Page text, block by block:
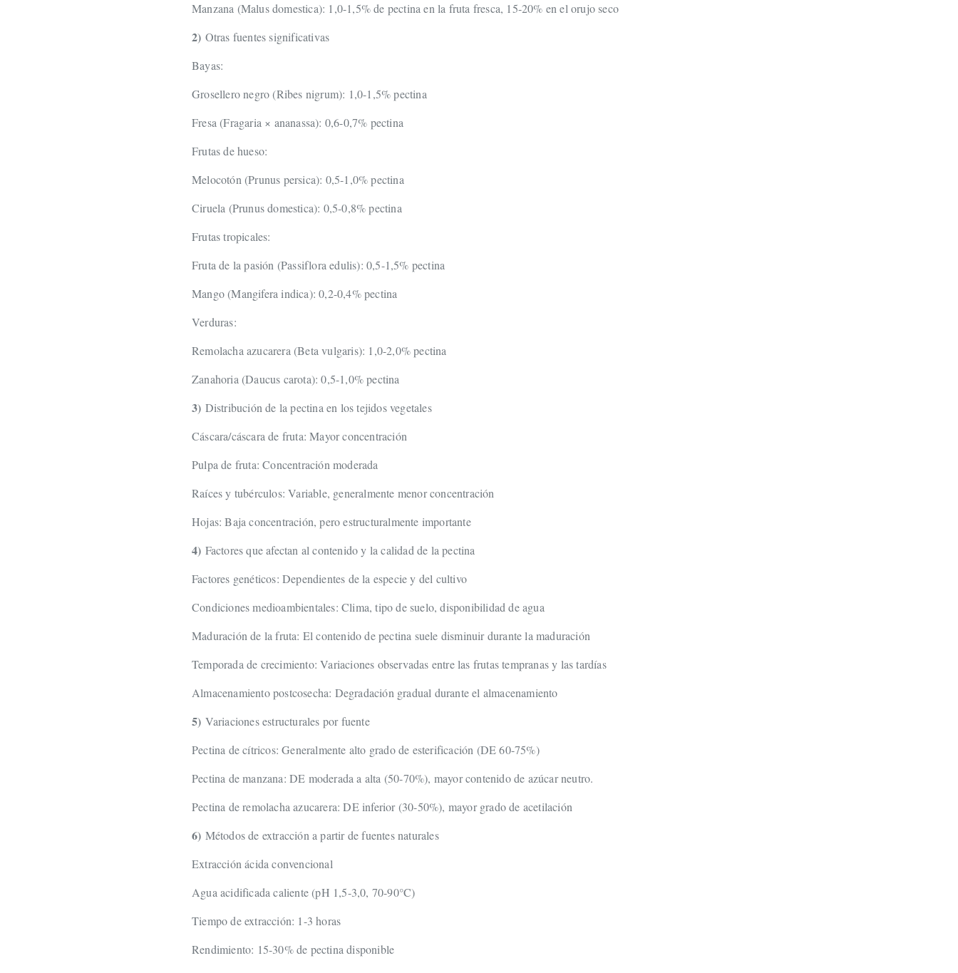
Manzana (Malus domestica): 1,0-1,5% de pectina en la fruta fresca, 15-20% en el orujo seco
2) Otras fuentes significativas
Bayas:
Grosellero negro (Ribes nigrum): 1,0-1,5% pectina
Fresa (Fragaria × ananassa): 0,6-0,7% pectina
Frutas de hueso:
Melocotón (Prunus persica): 0,5-1,0% pectina
Ciruela (Prunus domestica): 0,5-0,8% pectina
Frutas tropicales:
Fruta de la pasión (Passiflora edulis): 0,5-1,5% pectina
Mango (Mangifera indica): 0,2-0,4% pectina
Verduras:
Remolacha azucarera (Beta vulgaris): 1,0-2,0% pectina
Zanahoria (Daucus carota): 0,5-1,0% pectina
3) Distribución de la pectina en los tejidos vegetales
Cáscara/cáscara de fruta: Mayor concentración
Pulpa de fruta: Concentración moderada
Raíces y tubérculos: Variable, generalmente menor concentración
Hojas: Baja concentración, pero estructuralmente importante
4) Factores que afectan al contenido y la calidad de la pectina
Factores genéticos: Dependientes de la especie y del cultivo
Condiciones medioambientales: Clima, tipo de suelo, disponibilidad de agua
Maduración de la fruta: El contenido de pectina suele disminuir durante la maduración
Temporada de crecimiento: Variaciones observadas entre las frutas tempranas y las tardías
Almacenamiento postcosecha: Degradación gradual durante el almacenamiento
5) Variaciones estructurales por fuente
Pectina de cítricos: Generalmente alto grado de esterificación (DE 60-75%)
Pectina de manzana: DE moderada a alta (50-70%), mayor contenido de azúcar neutro.
Pectina de remolacha azucarera: DE inferior (30-50%), mayor grado de acetilación
6) Métodos de extracción a partir de fuentes naturales
Extracción ácida convencional
Agua acidificada caliente (pH 1,5-3,0, 70-90°C)
Tiempo de extracción: 1-3 horas
Rendimiento: 15-30% de pectina disponible